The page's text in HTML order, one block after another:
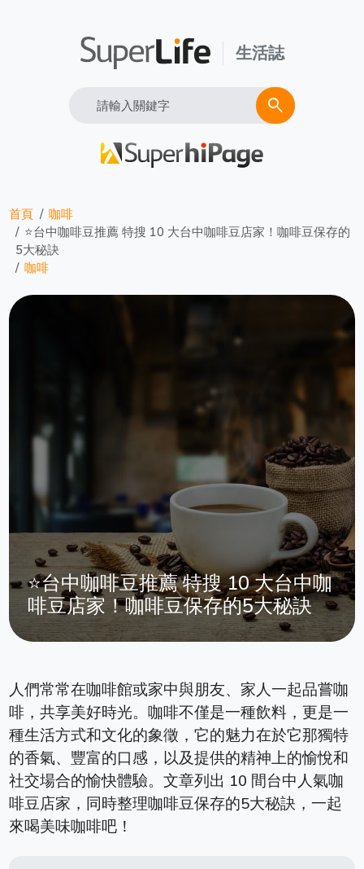
生活誌
Search search
首頁
咖啡
⭐台中咖啡豆推薦 特搜 10 大台中咖啡豆店家！咖啡豆保存的
5大秘訣
咖啡
⭐台中咖啡豆推薦 特搜 10 大台中咖
啡豆店家！咖啡豆保存的5大秘訣
人們常常在咖啡館或家中與朋友、家人一起品嘗咖
啡，共享美好時光。咖啡不僅是一種飲料，更是一
種生活方式和文化的象徵，它的魅力在於它那獨特
的香氣、豐富的口感，以及提供的精神上的愉悅和
社交場合的愉快體驗。文章列出 10 間台中人氣咖
啡豆店家，同時整理咖啡豆保存的5大秘訣，一起
來喝美味咖啡吧！